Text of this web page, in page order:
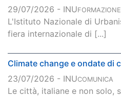
29/07/2026 - INUFORMAZIONE
L'Istituto Nazionale di
fiera internazionale di [...]
Climate change e ondate di
23/07/2026 - INUCOMUNICA
Le città, italiane e non solo,